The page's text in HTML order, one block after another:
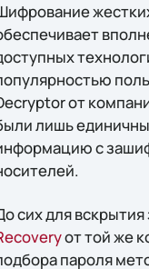
от
лишь
с
сих для
от той же
пароля